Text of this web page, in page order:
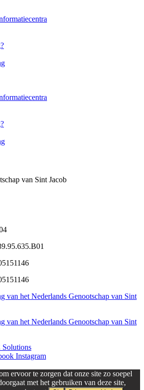
van Sint Jacob
van het Nederlands Genootschap van Sint
van het Nederlands Genootschap van Sint
Solutions
Instagram
ervoor te zorgen dat onze site zo soepel
met het gebruiken van deze site,